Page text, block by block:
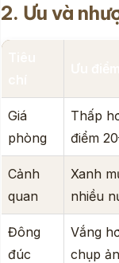
2. Ưu và
Giá
phòng
Thấp
điểm
Cảnh
quan
Xanh
nhiều
Đông
đúc
Vắng
chụp